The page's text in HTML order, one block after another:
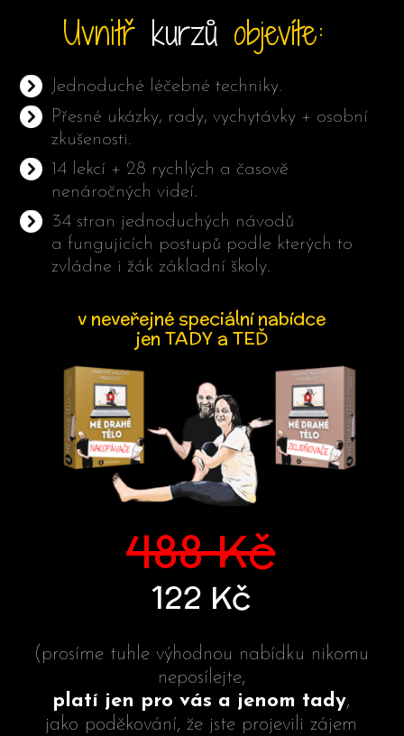
Uvnitř kurzůobjevíte:
Jednoduché léčebné techniky.
Přesné ukázky, rady, vychytávky + osobní
zkušenosti.
14 lekcí + 28 rychlých a časově
nenáročných videí.
34 stran jednoduchých návodů
a fungujících postupů podle kterých to
zvládne i žák základní školy.
v neveřejné speciální nabídce
jen TADY a TEĎ
488 Kč
122 Kč
(prosíme tuhle výhodnou nabídku nikomu
neposílejte,
platí jen pro vás a jenom tady,
jako poděkování, že jste projevili zájem